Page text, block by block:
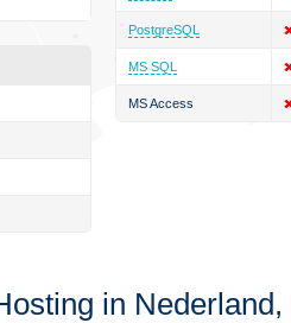
PostgreSQL
MS SQL
MS Access
in